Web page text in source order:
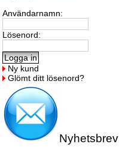
Användarnamn:
Lösenord:
Ny kund
Glömt ditt lösenord?
Nyhetsbrev